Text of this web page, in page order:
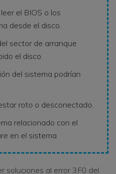
el BIOS o los
desde el disco.
sector de arranque
el disco.
del sistema podrían
roto o desconectado.
relacionado con el
en el sistema
soluciones al error 3F0 del